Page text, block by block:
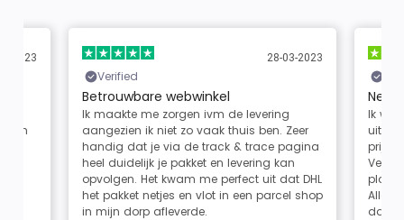
2023
Verified
28-03-2023
Betrouwbare webwinkel
Ik maakte me zorgen ivm de levering
aangezien ik niet zo vaak thuis ben. Zeer
handig dat je via de track & trace pagina
heel duidelijk je pakket en levering kan
opvolgen. Het kwam me perfect uit dat DHL
het pakket netjes en vlot in een parcel shop
in mijn dorp afleverde.
Ik
prijs
dat is